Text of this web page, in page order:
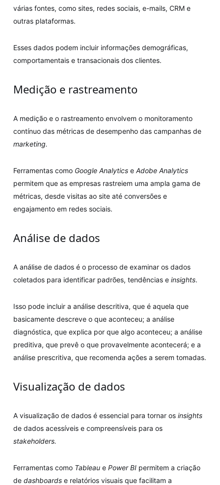
várias fontes, como sites, redes sociais, e-mails, CRM e
outras plataformas.
Esses dados podem incluir informações demográficas,
comportamentais e transacionais dos clientes.
Medição e rastreamento
A medição e o rastreamento envolvem o monitoramento
contínuo das métricas de desempenho das campanhas de
marketing.
Ferramentas como Google Analytics eAdobe Analytics
permitem que as empresas rastreiem uma ampla gama de
métricas, desde visitas ao site até conversões e
engajamento em redes sociais.
Análise de dados
A análise de dados é o processo de examinar os dados
coletados para identificar padrões, tendências e insights.
Isso pode incluir a análise descritiva, que é aquela que
basicamente descreve o que aconteceu; a análise
diagnóstica, que explica por que algo aconteceu; a análise
preditiva, que prevê o que provavelmente acontecerá; e a
análise prescritiva, que recomenda ações a serem tomadas.
Visualização de dados
A visualização de dados é essencial para tornar os insights
de dados acessíveis e compreensíveis para os
stakeholders.
Ferramentas como Tableau ePower BIpermitem a criação
de dashboardse relatórios visuais que facilitam a